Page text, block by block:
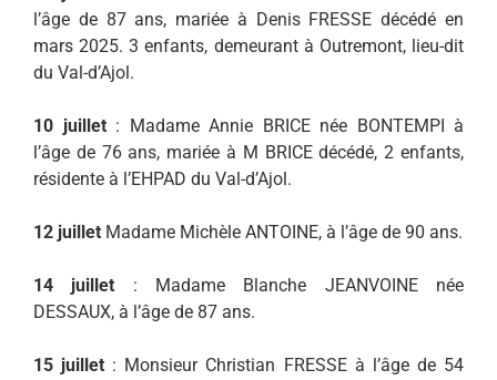
l’âge de 87 ans, mariée à Denis FRESSE décédé en
mars 2025. 3 enfants, demeurant à Outremont, lieu-dit
du Val-d’Ajol.
10 juillet: Madame Annie BRICE née BONTEMPI à
l’âge de 76 ans, mariée à M BRICE décédé, 2 enfants,
résidente à l’EHPAD du Val-d’Ajol.
12 juillet Madame Michèle ANTOINE, à l’âge de 90 ans.
14 juillet : Madame Blanche JEANVOINE née
DESSAUX, à l’âge de 87 ans.
15 juillet : Monsieur Christian FRESSE à l’âge de 54